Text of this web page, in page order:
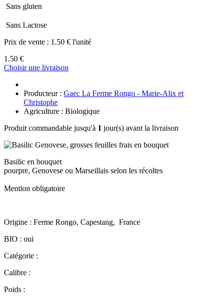
Sans gluten
Sans Lactose
Prix de vente : 1.50 € l'unité
1.50 €
Choisir une livraison
Producteur : Gaec La Ferme Rongo - Marie-Alix et
Christophe
Agriculture : Biologique
Produit commandable jusqu'à 1 jour(s) avant la livraison
Basilic en bouquet
pourpre, Genovese ou Marseillais selon les récoltes
Mention obligatoire
Origine : Ferme Rongo, Capestang, France
BIO : oui
Catégorie :
Calibre :
Poids :